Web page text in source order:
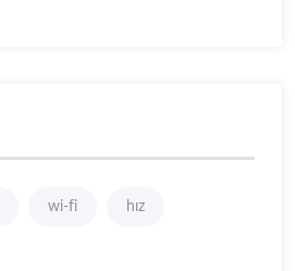
wi-fi hız